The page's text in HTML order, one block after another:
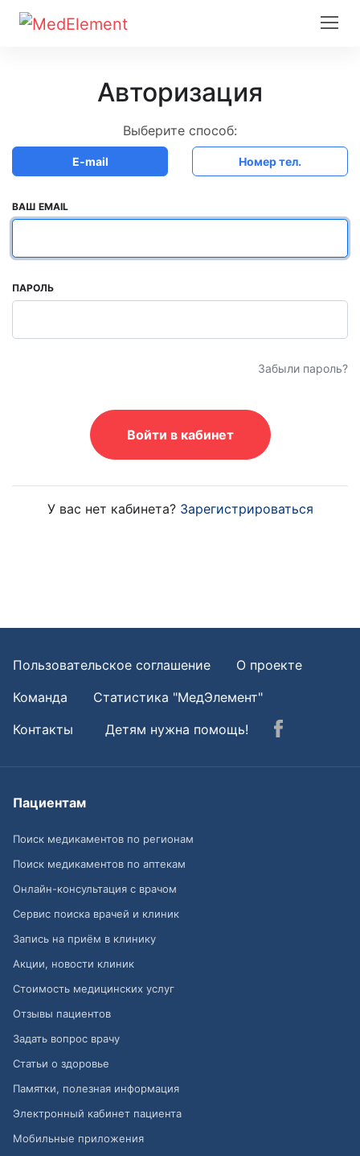
Авторизация
Выберите способ:
E-mail Номер тел.
ВАШ EMAIL
ПАРОЛЬ
Забыли пароль?
Войти в кабинет
У вас нет кабинета? Зарегистрироваться
Пользовательское соглашение
О проекте
Команда
Статистика "МедЭлемент"
Контакты
Детям нужна помощь!
Пациентам
Поиск медикаментов по регионам
Поиск медикаментов по аптекам
Онлайн-консультация с врачом
Сервис поиска врачей и клиник
Запись на приём в клинику
Акции, новости клиник
Стоимость медицинских услуг
Отзывы пациентов
Задать вопрос врачу
Статьи о здоровье
Памятки, полезная информация
Электронный кабинет пациента
Мобильные приложения